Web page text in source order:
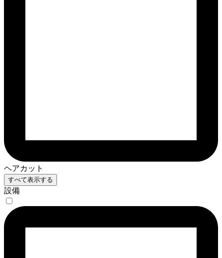
ヘアカット
すべて表示する
設備